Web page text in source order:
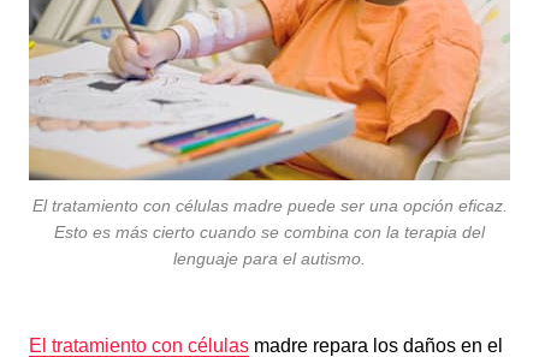
El tratamiento con células madre puede ser una opción eficaz.
Esto es más cierto cuando se combina con la terapia del
lenguaje para el autismo.
El tratamiento con células madre repara los daños en el